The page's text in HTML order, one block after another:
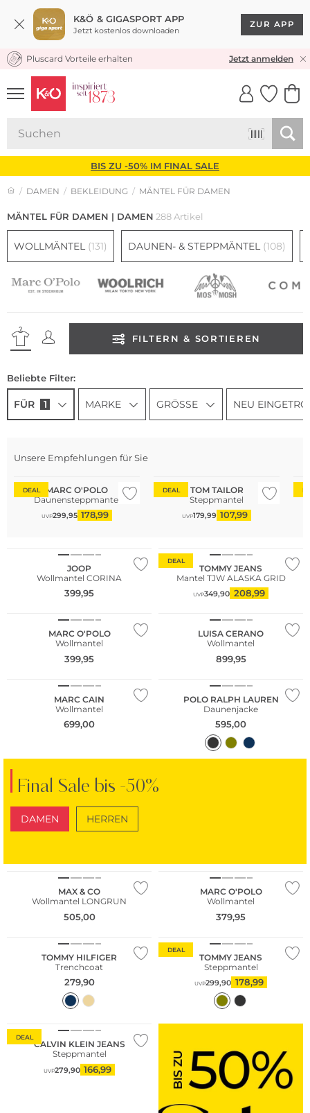
K&Ö & GIGASPORT APP
Jetzt kostenlos downloaden
ZUR APP
30 TAGE RÜCKGABERECHT
Pluscard Vorteile erhalten Jetzt anmelden
UNSERE APP
CLICK &
BIS ZU -50% IM FINAL SALE
DAMEN BEKLEIDUNG MÄNTEL FÜR DAMEN
MÄNTEL FÜR DAMEN | DAMEN 288 Artikel
WOLLMÄNTEL (131) DAUNEN- & STEPPMÄNTEL (108)
FILTERN & SORTIEREN
Beliebte Filter:
FÜR 1 MARKE GRÖSSE NEU
Unsere Empfehlungen für Sie
DEAL
Nachhaltig
MARC O'POLO
Daunensteppmantel
UVP299,95 178,99
DEAL
TOM TAILOR
Steppmantel
UVP179,99 107,99
JOOP
Wollmantel CORINA
399,95
DEAL
TOMMY JEANS
Mantel TJW ALASKA GRID
UVP349,90 208,99
MARC O'POLO
Wollmantel
399,95
LUISA CERANO
Wollmantel
899,95
MARC CAIN
Wollmantel
699,00
POLO RALPH LAUREN
Daunenjacke
595,00
Final Sale bis -50%
DAMEN HERREN
MAX & CO
Wollmantel LONGRUN
505,00
MARC O'POLO
Wollmantel
379,95
Große Größen
TOMMY HILFIGER
Trenchcoat
279,90
DEAL
TOMMY JEANS
Steppmantel
UVP299,90 178,99
DEAL
CALVIN KLEIN JEANS
Steppmantel
UVP279,90 166,99